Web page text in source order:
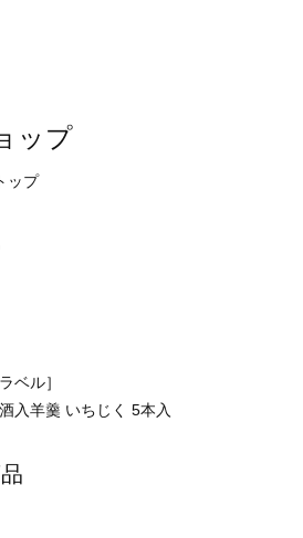
ップ
ップ
ベル］
入羊羹 いちじく 5本入